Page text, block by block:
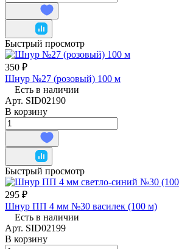
Быстрый просмотр
350 ₽
Шнур №27 (розовый) 100 м
Есть в наличии
Арт. SID02190
В корзину
Быстрый просмотр
295 ₽
Шнур ПП 4 мм №30 василек (100 м)
Есть в наличии
Арт. SID02199
В корзину